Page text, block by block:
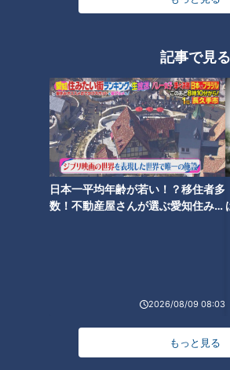
記事で見る
日本一平均年齢が若い！？移住者多
数！不動産屋さんが選ぶ愛知住みた
2026/08/09 08:03
もっと見る
大行列の正体は “五感を楽しま
に向き合う、若手実力派パン職
人に密着！
パリふわ
ブンにあ
100人に
キング
1日で約2万本売れる！？1本30
500円以